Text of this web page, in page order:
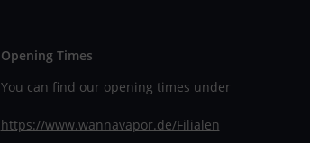
Opening Times
You can find our opening times under
https://www.wannavapor.de/Filialen